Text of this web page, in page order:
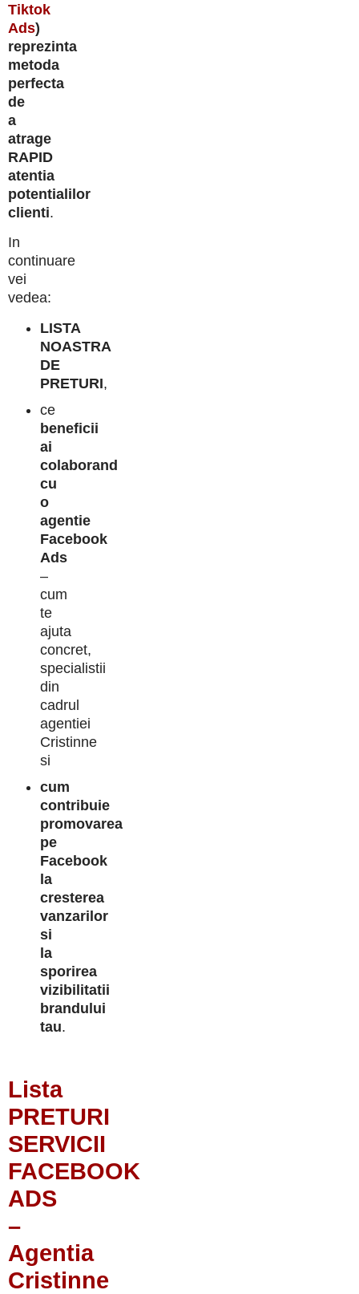
Tiktok
Ads)
reprezinta
metoda
perfecta
de
a
atrage
RAPID
atentia
potentialilor
clienti.
In
continuare
vei
vedea:
LISTA
NOASTRA
DE
PRETURI,
ce
beneficii
ai
colaborand
cu
o
agentie
Facebook
Ads
–
cum
te
ajuta
concret,
specialistii
din
cadrul
agentiei
Cristinne
si
cum
contribuie
promovarea
pe
Facebook
la
cresterea
vanzarilor
si
la
sporirea
vizibilitatii
brandului
tau.
Lista
PRETURI
SERVICII
FACEBOOK
ADS
–
Agentia
Cristinne